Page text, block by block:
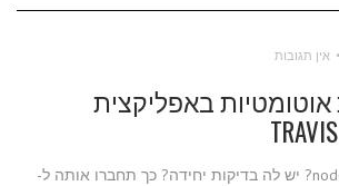
אין תגובות
באפליקצית
יש לכם אפליקצית node.js? יש לה בדיקות יחידה? כך תחברו אותה ל-